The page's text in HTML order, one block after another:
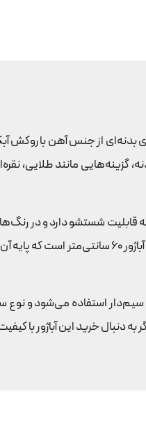
گزینه‌هایی مانند
قابلیت شستشو دارد و در